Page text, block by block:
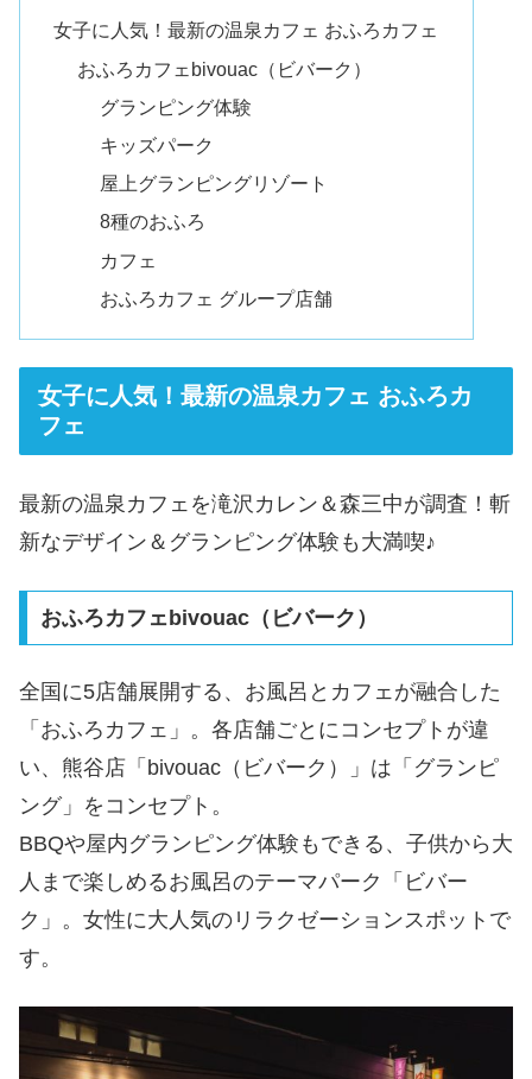
女子に人気！最新の温泉カフェ おふろカフェ
おふろカフェbivouac（ビバーク）
グランピング体験
キッズパーク
屋上グランピングリゾート
8種のおふろ
カフェ
おふろカフェ グループ店舗
女子に人気！最新の温泉カフェ おふろカ
フェ
最新の温泉カフェを滝沢カレン＆森三中が調査！斬
新なデザイン＆グランピング体験も大満喫♪
おふろカフェbivouac（ビバーク）
全国に5店舗展開する、お風呂とカフェが融合した
「おふろカフェ」。各店舗ごとにコンセプトが違
い、熊谷店「bivouac（ビバーク）」は「グランピ
ング」をコンセプト。
BBQや屋内グランピング体験もできる、子供から大
人まで楽しめるお風呂のテーマパーク「ビバー
ク」。女性に大人気のリラクゼーションスポットで
す。